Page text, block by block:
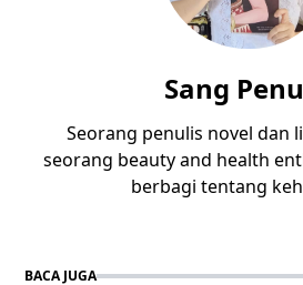
Sang
Seorang penulis novel dan
seorang beauty and health
berbagi tentang
BACA JUGA